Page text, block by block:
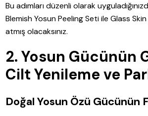
Bu adımları düzenli olarak
Blemish Yosun Peeling Seti ile Glass
atmış olacaksınız.
2. Yosun Gücünün
Cilt Yenileme ve
Doğal Yosun Özü Gücünün